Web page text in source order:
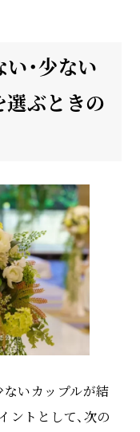
・少ない
選ぶときの
ないカップルが結
ントとして、次の